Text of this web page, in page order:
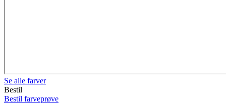
Se alle farver
Bestil
Bestil farveprøve